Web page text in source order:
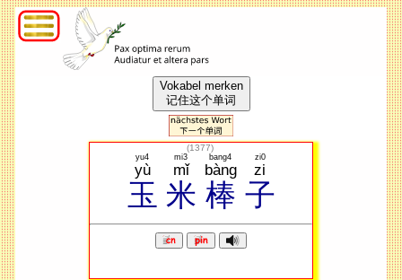
Vokabel merken
记住这个单词
(1377)
玉
yù
yu4
米
mǐ
mi3
棒
bàng
bang4
子
zi
zi0